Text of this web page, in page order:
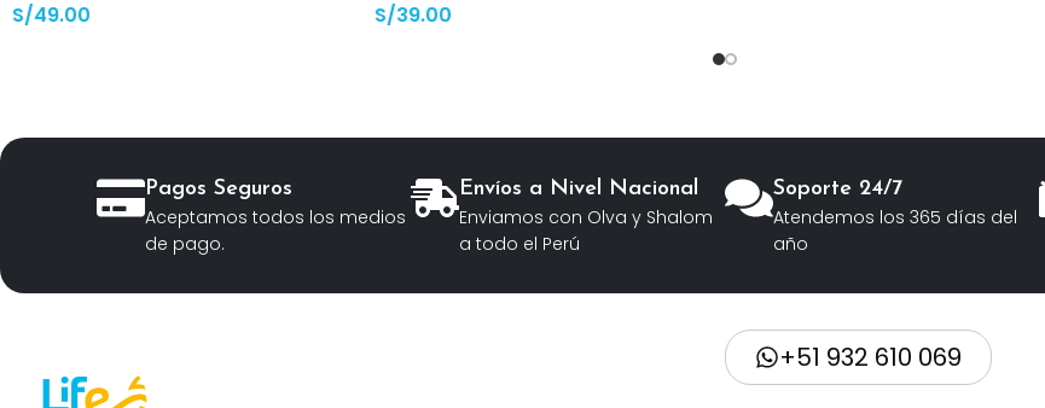
S/49.00
S/39.00
Pagos Seguros
Aceptamos todos los medios
de pago.
Envíos a Nivel Nacional
Enviamos con Olva y Shalom
a todo el Perú
Soporte 24/7
Atendemos los 365 días del
año
+51 932 610 069